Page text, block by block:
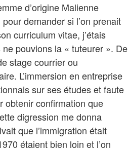
d’origine Malienne
demander si l’on prenait
curriculum vitae, j’étais
pouvions la « tuteurer ». De
stage courrier ou
L’immersion en entreprise
sur ses études et faute
obtenir confirmation que
digression me donna
que l’immigration était
étaient bien loin et l’on